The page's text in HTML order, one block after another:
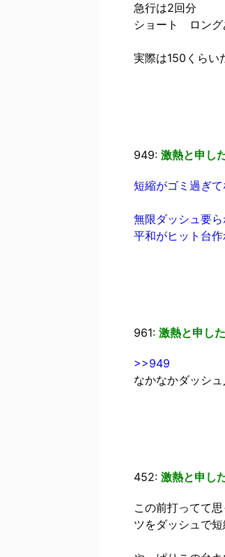
急行は2回分
ショート ロン
実際は150くらい
949: 激熱と申し
短縮がゴミ過ぎて
無限ダッシュ要
平和がヒット台
961: 激熱と申し
>>949
なかなかダッシ
452: 激熱と申し
この前打ってて
ツをダッシュで